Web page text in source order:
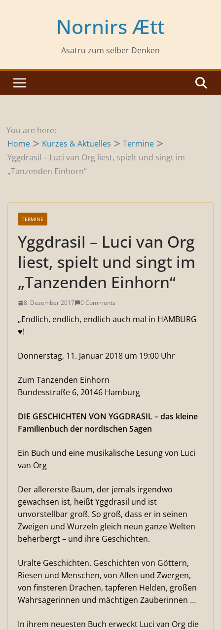
Nornirs Ætt
Asatru zum selber Denken
You are here:
Home
Kurzes & Aktuelles
Termine
Yggdrasil – Luci van Org liest, spielt und singt im
„Tanzenden Einhorn“
TERMINE
Yggdrasil – Luci van Org
liest, spielt und singt im
„Tanzenden Einhorn“
8. Dezember 2017 0 Comments
„Endlich, endlich, endlich auch mal in HAMBURG
♥!
Donnerstag, 11. Januar 2018 um 19:00 Uhr
Zum Tanzenden Einhorn
Bundesstraße 6, 20146 Hamburg
DIE GESCHICHTEN VON YGGDRASIL – das kleine
Familienbuch der nordischen Sagen
Ein Buch und eine musikalische Lesung von Luci
van Org
Der allererste Baum, der jemals irgendwo
gewachsen ist, heißt Yggdrasil und ist
unvorstellbar groß. So groß, dass er in seinen
Zweigen und Wurzeln gleich neun ganze Welten
beherbergt – und ihre Geschichten.
Uralte Geschichten. Geschichten von Göttern,
Riesen und Menschen, von Alfen und Zwergen,
von finsteren Drachen, tapferen Helden, großen
Wahrsagerinnen und mächtigen Zauberinnen …
In ihrem neuesten Buch erweckt Luci van Org die